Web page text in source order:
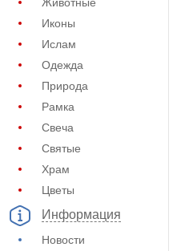
Иконы
Ислам
Одежда
Природа
Рамка
Свеча
Святые
Храм
Цветы
Информация
Новости